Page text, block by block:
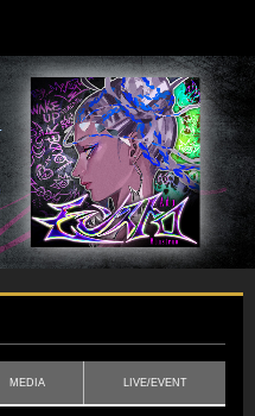
MEDIA LIVE/EVENT